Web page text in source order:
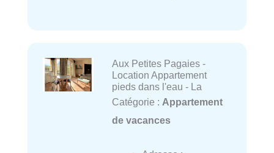
Aux Petites Pagaies -
Location Appartement
pieds dans l'eau - La
Catégorie : Appartement
de vacances